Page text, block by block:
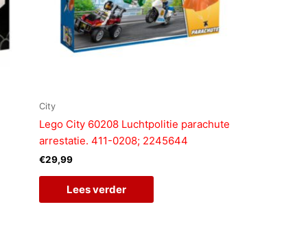
City
Lego City 60208 Luchtpolitie parachute
arrestatie. 411-0208; 2245644
€29,99
Lees verder